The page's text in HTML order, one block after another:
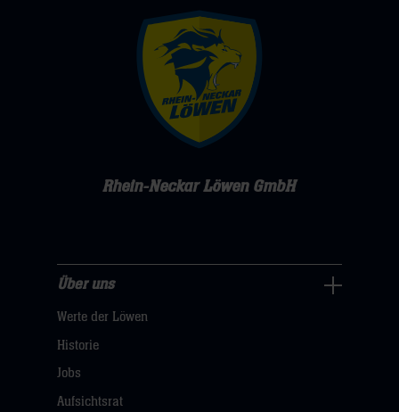
Rhein-Neckar Löwen GmbH
uns
Navigation
öffnen,
Über uns
Werte der Löwen
Historie
Jobs
Aufsichtsrat